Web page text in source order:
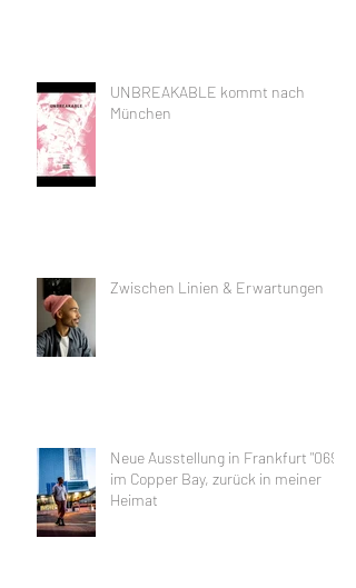
UNBREAKABLE kommt nach
München
Zwischen Linien & Erwartungen
Neue Ausstellung in Frankfurt "069"
im Copper Bay, zurück in meiner
Heimat